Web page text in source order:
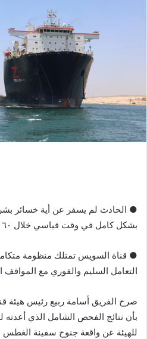
● الحادث لم يسفر عن أية خسائر
بشكل كامل في وقت قياسي خلال ٦٠ دقيقة”
● قناة السويس تمتلك منظومة
التعامل السليم والفوري مع المواقف
صرح الفريق أسامة ربيع رئيس هيئة
بأن نتائج الفحص الشامل الذي أعدته